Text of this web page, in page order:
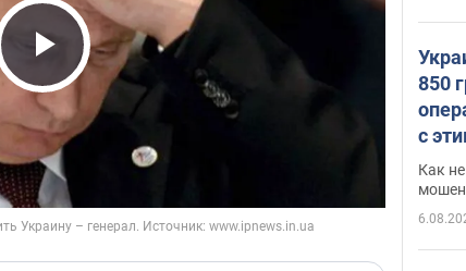
Play Video
850
с
Как